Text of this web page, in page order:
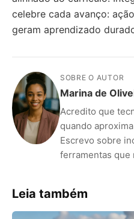
celebre cada avanço:
geram aprendizado
SOBRE O AUTOR
Marina de
Acredito que
quando
Escrevo sobre
ferramentas que
Leia também